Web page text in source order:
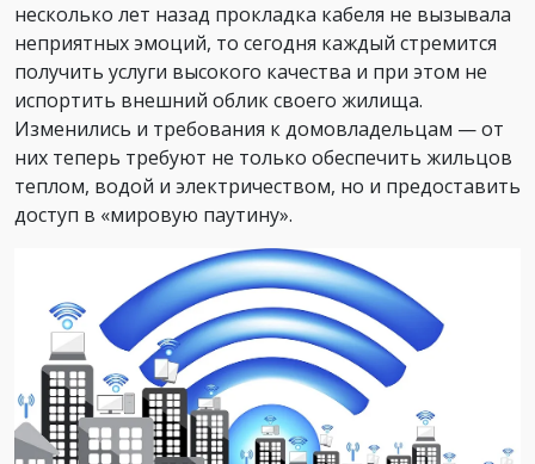
несколько лет назад прокладка кабеля не вызывала
неприятных эмоций, то сегодня каждый стремится
получить услуги высокого качества и при этом не
испортить внешний облик своего жилища.
Изменились и требования к домовладельцам — от
них теперь требуют не только обеспечить жильцов
теплом, водой и электричеством, но и предоставить
доступ в «мировую паутину».